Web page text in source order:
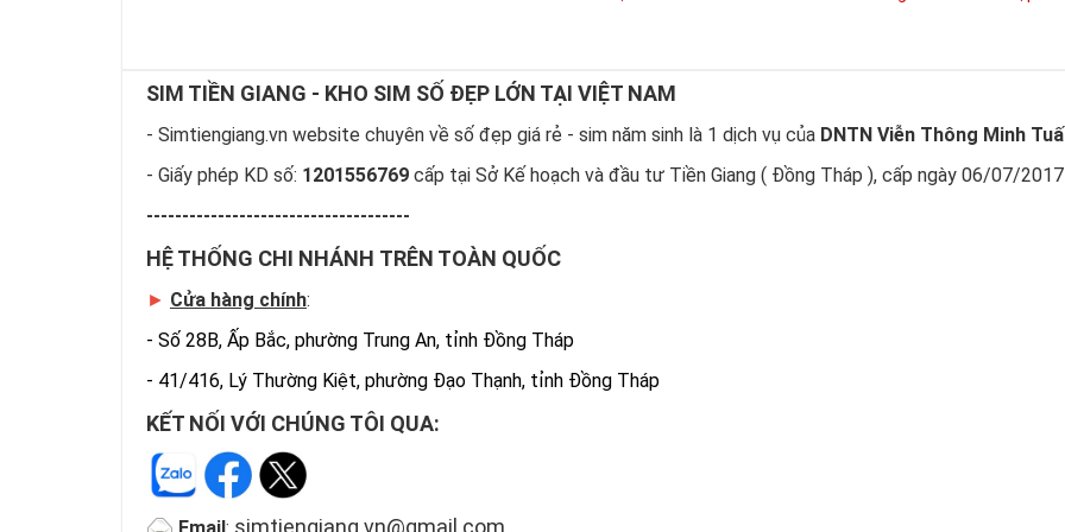
SIM TIỀN GIANG - KHO SIM SỐ ĐẸP LỚN TẠI VIỆT NAM
- Simtiengiang.vn website chuyên về số đẹp giá rẻ - sim năm sinh là 1 dịch vụ của DNTN Viễn Thông Minh
- Giấy phép KD số: 1201556769 cấp tại Sở Kế hoạch và đầu tư Tiền Giang ( Đồng Tháp ), cấp ngày 06/07/2017
-------------------------------------
HỆ THỐNG CHI NHÁNH TRÊN TOÀN QUỐC
► Cửa hàng chính:
- Số 28B, Ấp Bắc, phường Trung An, tỉnh Đồng Tháp
- 41/416, Lý Thường Kiệt, phường Đạo Thạnh, tỉnh Đồng Tháp
KẾT NỐI VỚI CHÚNG TÔI QUA:
simtiengiang.vn@gmail.com